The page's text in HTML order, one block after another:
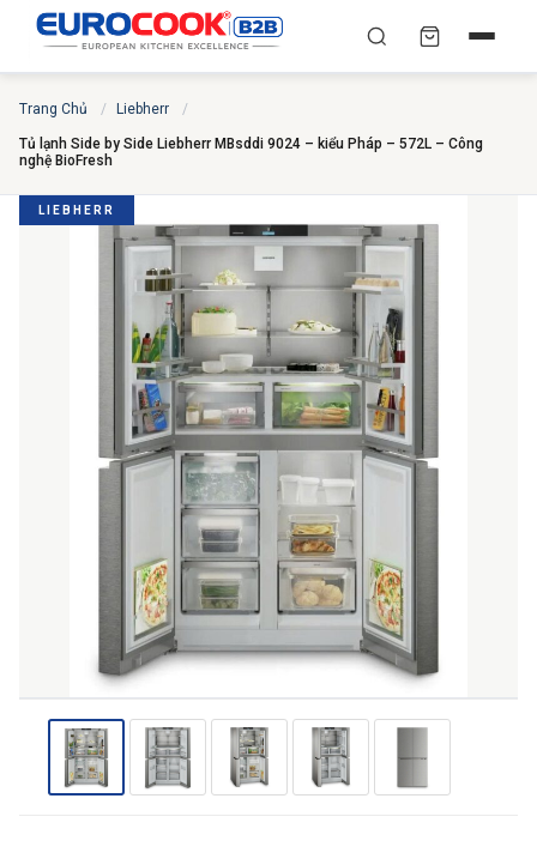
YÊU CẦU BÁO GIÁ TỐT
NHẤT
Chuyên gia liên hệ trong vòng 30 phút — Hoàn toàn
*
SỐ ĐIỆN THOẠI*
Trang Chủ / Liebherr /
Tủ lạnh Side by Side Liebherr MBsddi 9024 – kiểu Pháp – 572L – Công
nghệ BioFresh
LIEBHERR